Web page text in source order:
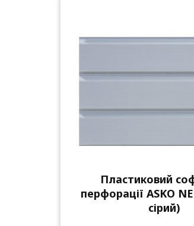
Пластиковий
перфорації ASKO
сірий)